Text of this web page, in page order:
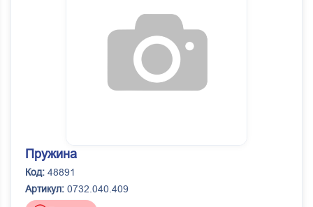
Пружина
Код: 48891
Артикул: 0732.040.409